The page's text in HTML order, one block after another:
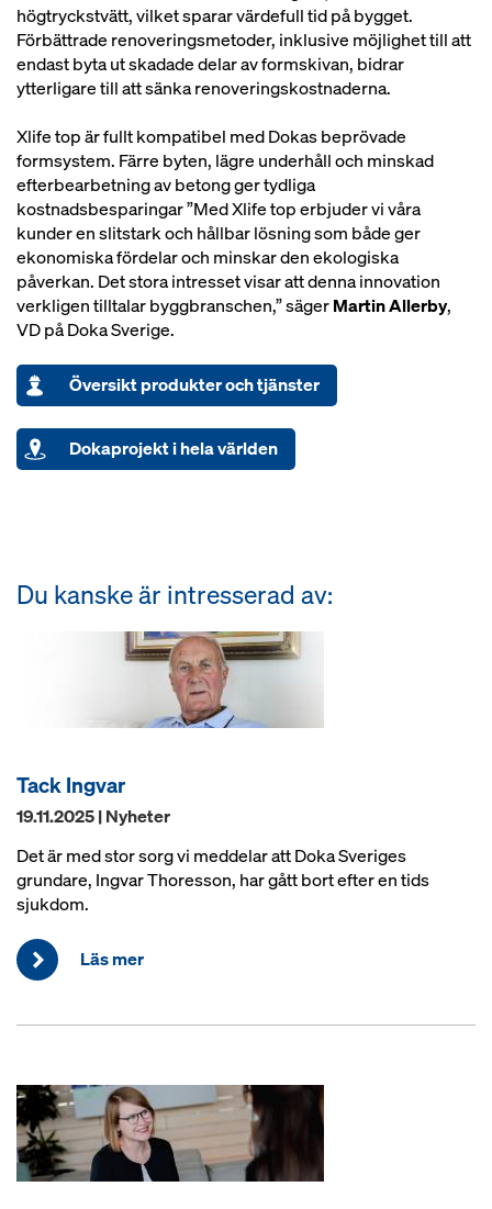
högtryckstvätt, vilket sparar värdefull tid på bygget.
Förbättrade renoveringsmetoder, inklusive möjlighet till att
endast byta ut skadade delar av formskivan, bidrar
ytterligare till att sänka renoveringskostnaderna.
Xlife top är fullt kompatibel med Dokas beprövade
formsystem. Färre byten, lägre underhåll och minskad
efterbearbetning av betong ger tydliga
kostnadsbesparingar ”Med Xlife top erbjuder vi våra
kunder en slitstark och hållbar lösning som både ger
ekonomiska fördelar och minskar den ekologiska
påverkan. Det stora intresset visar att denna innovation
verkligen tilltalar byggbranschen,” sägerMartin Allerby,
VD på Doka Sverige.
Översikt produkter och tjänster
Dokaprojekt i hela världen
Du kanske är intresserad av:
Tack Ingvar
19.11.2025 | Nyheter
Det är med stor sorg vi meddelar att Doka Sveriges
grundare, Ingvar Thoresson, har gått bort efter en tids
sjukdom.
Läs mer